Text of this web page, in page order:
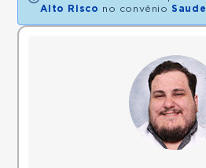
Alto Risco no convênio